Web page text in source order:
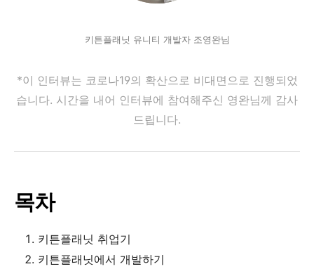
키튼플래닛 유니티 개발자 조영완님
*이 인터뷰는 코로나19의 확산으로 비대면으로 진행되었
습니다. 시간을 내어 인터뷰에 참여해주신 영완님께 감사
드립니다.
목차
키튼플래닛 취업기
키튼플래닛에서 개발하기